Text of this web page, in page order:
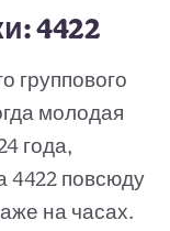
4422
группового
молодая
года,
4422 повсюду
на часах.